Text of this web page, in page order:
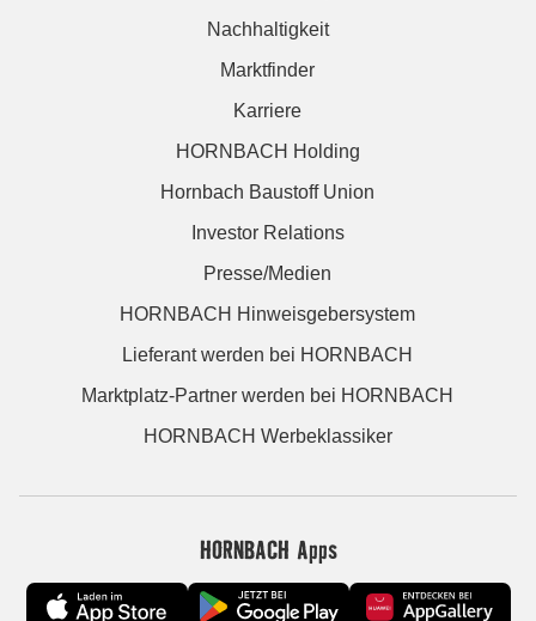
Nachhaltigkeit
Marktfinder
Karriere
HORNBACH Holding
Hornbach Baustoff Union
Investor Relations
Presse/Medien
HORNBACH Hinweisgebersystem
Lieferant werden bei HORNBACH
Marktplatz-Partner werden bei HORNBACH
HORNBACH Werbeklassiker
HORNBACH Apps